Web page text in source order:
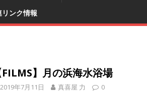
リンク情報
FILMS】月の浜海水浴場
2019年7月11日 真喜屋 力 0